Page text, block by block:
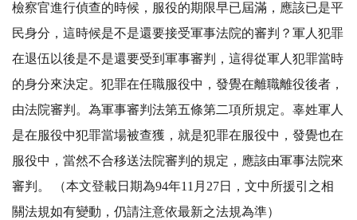
檢察官進行偵查的時候，服役的期限早已屆滿，應該已是平
民身分，這時候是不是還要接受軍事法院的審判？軍人犯罪
在退伍以後是不是還要受到軍事審判，這得從軍人犯罪當時
的身分來決定。犯罪在任職服役中，發覺在離職離役後者，
由法院審判。為軍事審判法第五條第二項所規定。辜姓軍人
是在服役中犯罪當場被查獲，就是犯罪在服役中，發覺也在
服役中，當然不合移送法院審判的規定，應該由軍事法院來
審判。 （本文登載日期為94年11月27日，文中所援引之相
關法規如有變動，仍請注意依最新之法規為準）